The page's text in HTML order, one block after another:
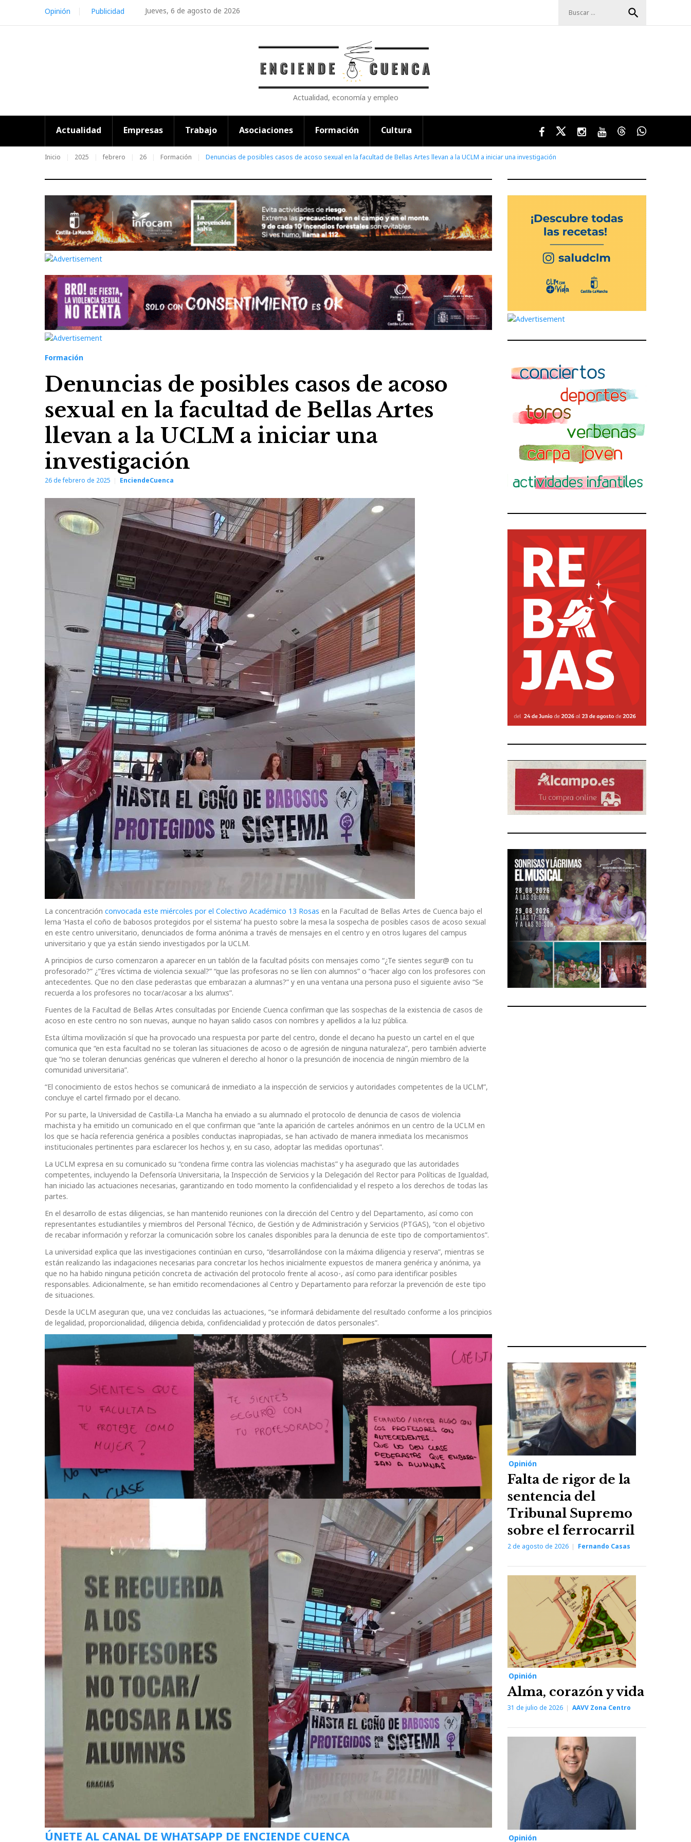
content
Jueves, 6 de agosto de 2026
Opinión Publicidad search
Actualidad, economía y empleo
Actualidad Empresas Trabajo Asociaciones Formación Cultura
FacebookTwitterInstagramYoutubeThreadsWhatsApp
Inicio 2025 febrero 26 Formación Denuncias de posibles casos de acoso sexual en la facultad de Bellas Artes llevan a la UCLM a iniciar una investigación
Formación
Denuncias de posibles casos de acoso
sexual en la facultad de Bellas Artes
llevan a la UCLM a iniciar una
investigación
26 de febrero de 2025 EnciendeCuenca
La concentración convocada este miércoles por el Colectivo Académico 13 Rosas en la Facultad de Bellas Artes de Cuenca bajo el
lema ‘Hasta el coño de babosos protegidos por el sistema’ ha puesto sobre la mesa la sospecha de posibles casos de acoso sexual
en este centro universitario, denunciados de forma anónima a través de mensajes en el centro y en otros lugares del campus
universitario y que ya están siendo investigados por la UCLM.
A principios de curso comenzaron a aparecer en un tablón de la facultad pósits con mensajes como “¿Te sientes segur@ con tu
profesorado?” ¿”Eres víctima de violencia sexual?” “que las profesoras no se líen con alumnos” o “hacer algo con los profesores con
antecedentes. Que no den clase pederastas que embarazan a alumnas?” y en una ventana una persona puso el siguiente aviso “Se
recuerda a los profesores no tocar/acosar a lxs alumxs”.
Fuentes de la Facultad de Bellas Artes consultadas por Enciende Cuenca confirman que las sospechas de la existencia de casos de
acoso en este centro no son nuevas, aunque no hayan salido casos con nombres y apellidos a la luz pública.
Esta última movilización sí que ha provocado una respuesta por parte del centro, donde el decano ha puesto un cartel en el que
comunica que “en esta facultad no se toleran las situaciones de acoso o de agresión de ninguna naturaleza”, pero también advierte
que “no se toleran denuncias genéricas que vulneren el derecho al honor o la presunción de inocencia de ningún miembro de la
comunidad universitaria”.
“El conocimiento de estos hechos se comunicará de inmediato a la inspección de servicios y autoridades competentes de la UCLM”,
concluye el cartel firmado por el decano.
Por su parte, la Universidad de Castilla-La Mancha ha enviado a su alumnado el protocolo de denuncia de casos de violencia
machista y ha emitido un comunicado en el que confirman que “ante la aparición de carteles anónimos en un centro de la UCLM en
los que se hacía referencia genérica a posibles conductas inapropiadas, se han activado de manera inmediata los mecanismos
institucionales pertinentes para esclarecer los hechos y, en su caso, adoptar las medidas oportunas”.
La UCLM expresa en su comunicado su “condena firme contra las violencias machistas” y ha asegurado que las autoridades
competentes, incluyendo la Defensoría Universitaria, la Inspección de Servicios y la Delegación del Rector para Políticas de Igualdad,
han iniciado las actuaciones necesarias, garantizando en todo momento la confidencialidad y el respeto a los derechos de todas las
partes.
En el desarrollo de estas diligencias, se han mantenido reuniones con la dirección del Centro y del Departamento, así como con
representantes estudiantiles y miembros del Personal Técnico, de Gestión y de Administración y Servicios (PTGAS), “con el objetivo
de recabar información y reforzar la comunicación sobre los canales disponibles para la denuncia de este tipo de comportamientos”.
La universidad explica que las investigaciones continúan en curso, “desarrollándose con la máxima diligencia y reserva”, mientras se
están realizando las indagaciones necesarias para concretar los hechos inicialmente expuestos de manera genérica y anónima, ya
que no ha habido ninguna petición concreta de activación del protocolo frente al acoso-, así como para identificar posibles
responsables. Adicionalmente, se han emitido recomendaciones al Centro y Departamento para reforzar la prevención de este tipo
de situaciones.
Desde la UCLM aseguran que, una vez concluidas las actuaciones, “se informará debidamente del resultado conforme a los principios
de legalidad, proporcionalidad, diligencia debida, confidencialidad y protección de datos personales”.
ÚNETE AL CANAL DE WHATSAPP DE ENCIENDE CUENCA
Opinión
Falta de rigor de la
sentencia del
Tribunal Supremo
sobre el ferrocarril
2 de agosto de 2026 Fernando Casas
Opinión
Alma, corazón y vida
31 de julio de 2026 AAVV Zona Centro
Opinión